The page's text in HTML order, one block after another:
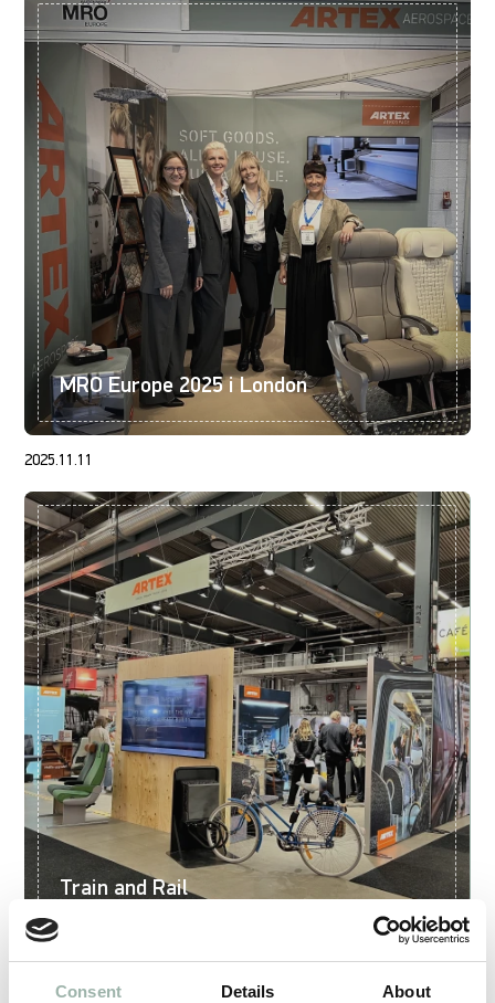
Consent Details About
MRO Europe 2025 i London
2025.11.11
Train and Rail
2025.05.27